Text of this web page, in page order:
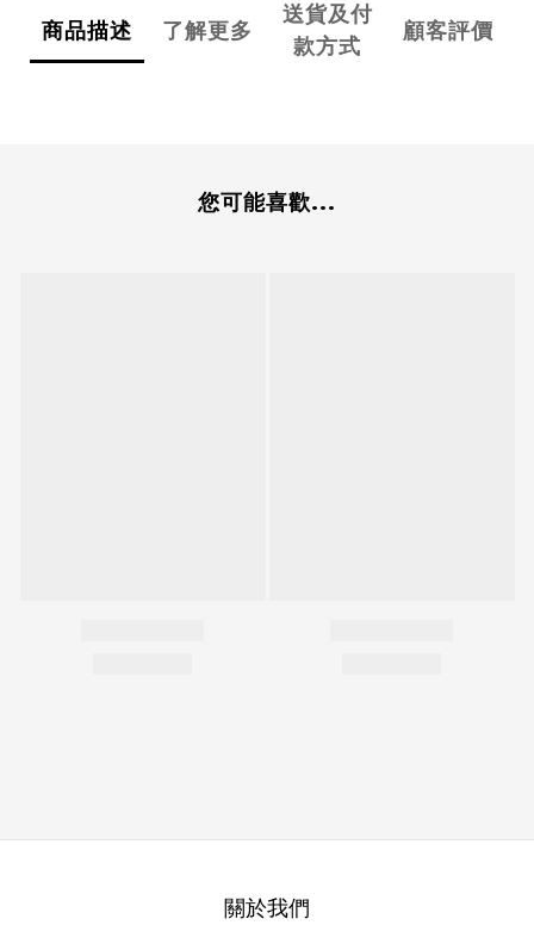
商品描述 了解更多
送貨及付
款方式
顧客評價
您可能喜歡...
關於我們